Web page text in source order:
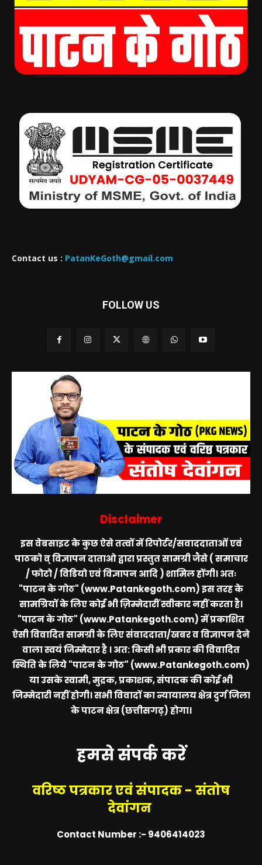
Contact us : PatanKeGoth@gmail.com
FOLLOW US
Disclaimer
इस वेबसाइट के कुछ ऐसे तत्वों में रिपोर्टर/सवाददाताओं एवं
पाठको व् विज्ञापन दाताओ द्वारा प्रस्तुत सामग्री जैसे ( समाचार
/ फोटो / विडियो एवं विज्ञापन आदि ) शामिल होंगी। अतः
"पाटन के गोठ" (www.Patankegoth.com)इस तरह के
सामग्रियों के लिए कोई भी ज़िम्मेदारीं स्वीकार नहीं करता है।
"पाटन के गोठ" (www.Patankegoth.com)में प्रकाशित
ऐसी विवादित सामग्री के लिए संवाददाता/खबर व विज्ञापन देने
वाला स्वयं जिम्मेदार है । अत: किसी भी प्रकार की विवादित
स्थिति के लिये"पाटन के गोठ" (www.Patankegoth.com)
या उसके स्वामी, मुद्रक, प्रकाशक, संपादक की कोई भी
जिम्मेदारी नहीं होगी। सभी विवादों का न्यायालय क्षेत्र दुर्ग जिला
के पाटन क्षेत्र (छत्तीसगढ़) होगा।
हमसे संपर्क करें
वरिष्ठ पत्रकार एवं संपादक - संतोष
देवांगन
Contact Number :- 9406414023